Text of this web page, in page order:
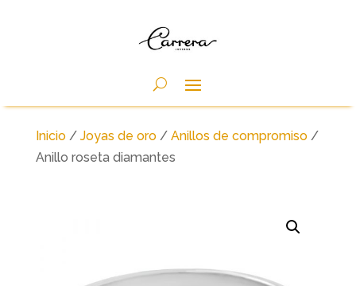
Inicio/ Joyas de oro/ Anillos de compromiso/
Anillo roseta diamantes